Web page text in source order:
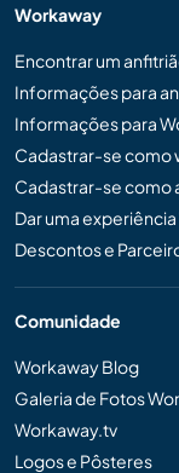
Workaway
Encontrar um
Informações para
Informações para
Cadastrar-se como
Cadastrar-se como
Dar uma
Descontos e
Comunidade
Workaway Blog
Galeria de Fotos
Workaway.tv
Logos e Pôsteres